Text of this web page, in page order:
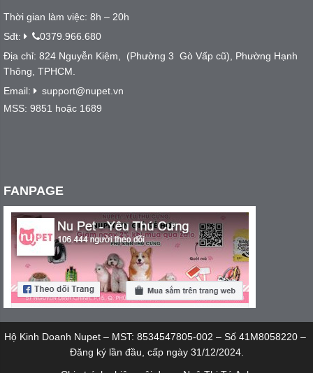
Thời gian làm việc: 8h – 20h
Sđt:
0379.966.680
Địa chỉ: 824 Nguyễn Kiệm, (Phường 3 Gò Vấp cũ), Phường Hạnh
Thông, TPHCM.
Email:
support@nupet.vn
MSS: 9851 hoặc 1689
FANPAGE
Hộ Kinh Doanh Nupet – MST: 8534547805-002 – Số 41M8058220 –
Đăng ký lần đầu, cấp ngày 31/12/2024.